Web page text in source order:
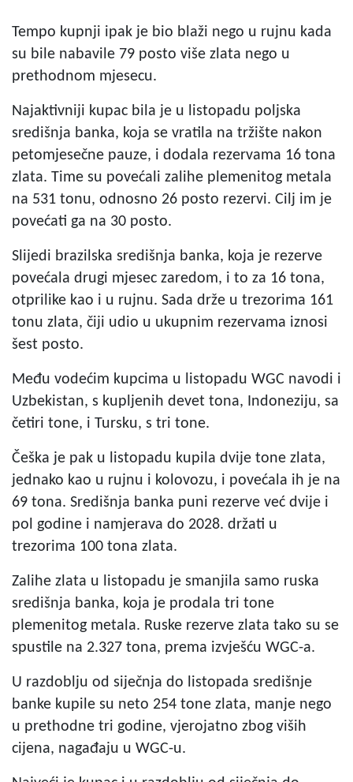
Tempo kupnji ipak je bio blaži nego u rujnu kada
su bile nabavile 79 posto više zlata nego u
prethodnom mjesecu.
Najaktivniji kupac bila je u listopadu poljska
središnja banka, koja se vratila na tržište nakon
petomjesečne pauze, i dodala rezervama 16 tona
zlata. Time su povećali zalihe plemenitog metala
na 531 tonu, odnosno 26 posto rezervi. Cilj im je
povećati ga na 30 posto.
Slijedi brazilska središnja banka, koja je rezerve
povećala drugi mjesec zaredom, i to za 16 tona,
otprilike kao i u rujnu. Sada drže u trezorima 161
tonu zlata, čiji udio u ukupnim rezervama iznosi
šest posto.
Među vodećim kupcima u listopadu WGC navodi i
Uzbekistan, s kupljenih devet tona, Indoneziju, sa
četiri tone, i Tursku, s tri tone.
Češka je pak u listopadu kupila dvije tone zlata,
jednako kao u rujnu i kolovozu, i povećala ih je na
69 tona. Središnja banka puni rezerve već dvije i
pol godine i namjerava do 2028. držati u
trezorima 100 tona zlata.
Zalihe zlata u listopadu je smanjila samo ruska
središnja banka, koja je prodala tri tone
plemenitog metala. Ruske rezerve zlata tako su se
spustile na 2.327 tona, prema izvješću WGC-a.
U razdoblju od siječnja do listopada središnje
banke kupile su neto 254 tone zlata, manje nego
u prethodne tri godine, vjerojatno zbog viših
cijena, nagađaju u WGC-u.